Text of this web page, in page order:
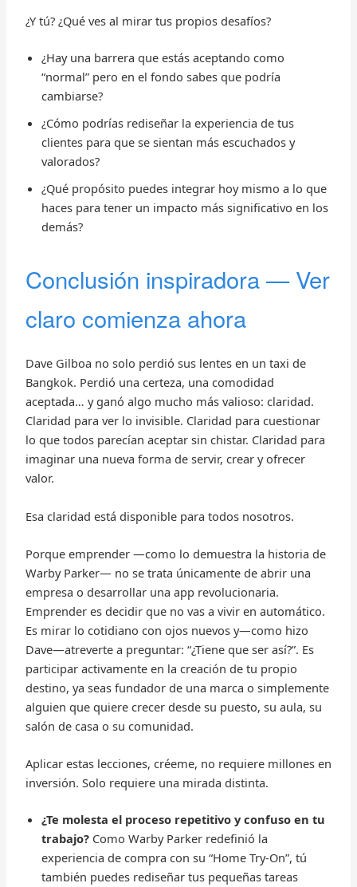
¿Y tú? ¿Qué ves al mirar tus propios desafíos?
¿Hay una barrera que estás aceptando como
“normal” pero en el fondo sabes que podría
cambiarse?
¿Cómo podrías rediseñar la experiencia de tus
clientes para que se sientan más escuchados y
valorados?
¿Qué propósito puedes integrar hoy mismo a lo que
haces para tener un impacto más significativo en los
demás?
Conclusión inspiradora — Ver
claro comienza ahora
Dave Gilboa no solo perdió sus lentes en un taxi de
Bangkok. Perdió una certeza, una comodidad
aceptada… y ganó algo mucho más valioso: claridad.
Claridad para ver lo invisible. Claridad para cuestionar
lo que todos parecían aceptar sin chistar. Claridad para
imaginar una nueva forma de servir, crear y ofrecer
valor.
Esa claridad está disponible para todos nosotros.
Porque emprender —como lo demuestra la historia de
Warby Parker— no se trata únicamente de abrir una
empresa o desarrollar una app revolucionaria.
Emprender es decidir que no vas a vivir en automático.
Es mirar lo cotidiano con ojos nuevos y—como hizo
Dave—atreverte a preguntar: “¿Tiene que ser así?”. Es
participar activamente en la creación de tu propio
destino, ya seas fundador de una marca o simplemente
alguien que quiere crecer desde su puesto, su aula, su
salón de casa o su comunidad.
Aplicar estas lecciones, créeme, no requiere millones en
inversión. Solo requiere una mirada distinta.
¿Te molesta el proceso repetitivo y confuso en tu
trabajo?Como Warby Parker redefinió la
experiencia de compra con su “Home Try-On”, tú
también puedes rediseñar tus pequeñas tareas